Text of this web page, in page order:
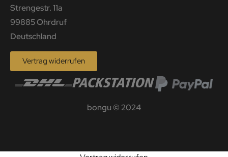
Strengestr. 11a
99885 Ohrdruf
Deutschland
Vertrag widerrufen
bongu © 2024